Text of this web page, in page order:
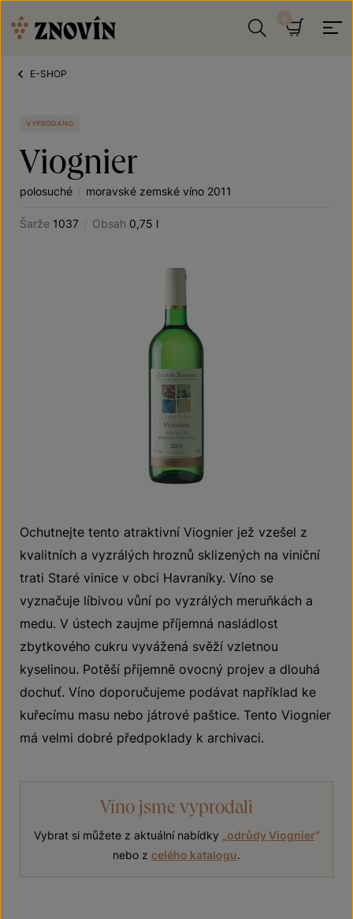
E-SHOP
VYPRODÁNO
Viognier
polosuché / moravské zemské víno 2011
Šarže 1037 / Obsah 0,75 l
Ochutnejte tento atraktivní Viognier jež vzešel z
kvalitních a vyzrálých hroznů sklizených na viniční
trati Staré vinice v obci Havraníky. Víno se
vyznačuje líbivou vůní po vyzrálých meruňkách a
medu. V ústech zaujme příjemná nasládlost
zbytkového cukru vyvážená svěží vzletnou
kyselinou. Potěší příjemně ovocný projev a dlouhá
dochuť. Víno doporučujeme podávat například ke
kuřecímu masu nebo játrové paštice. Tento Viognier
má velmi dobré předpoklady k archivaci.
Víno jsme vyprodali
Vybrat si můžete z aktuální nabídky odrůdy Viognier“
nebo z celého katalogu.